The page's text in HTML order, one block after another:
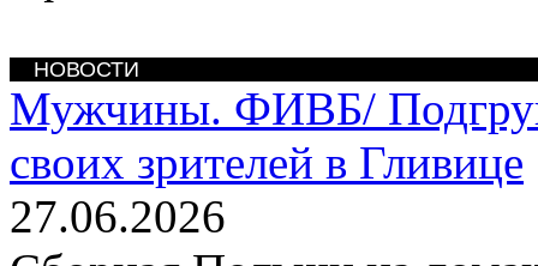
НОВОСТИ
Мужчины. ФИВБ/
своих зрителей в Гливице
27.06.2026